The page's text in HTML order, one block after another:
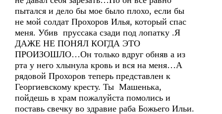
пытался и дело бы мое было плохо, если бы
не мой солдат Прохоров Илья, который спас
меня. Убив пруссака сзади под лопатку .Я
ДАЖЕ НЕ ПОНЯЛ КОГДА ЭТО
ПРОИЗОШЛО…Он только вдруг обняв а из
рта у него хлынула кровь и вся на меня…А
рядовой Прохоров теперь представлен к
Георгиевскому кресту. Ты Машенька,
пойдешь в храм пожалуйста помолись и
поставь свечку во здравие раба Божьего Ильи.